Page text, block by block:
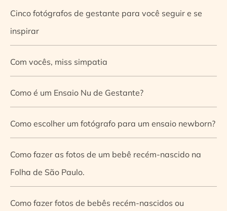
Cinco fotógrafos de gestante para você seguir e se
inspirar
Com vocês, miss simpatia
Como é um Ensaio Nu de Gestante?
Como escolher um fotógrafo para um ensaio newborn?
Como fazer as fotos de um bebê recém-nascido na
Folha de São Paulo.
Como fazer fotos de bebês recém-nascidos ou